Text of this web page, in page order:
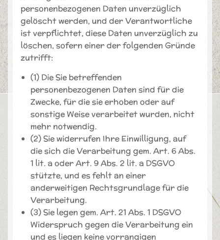
personenbezogenen Daten unverzüglich
gelöscht werden, und der Verantwortliche
ist verpflichtet, diese Daten unverzüglich zu
löschen, sofern einer der folgenden Gründe
zutrifft:
(1) Die Sie betreffenden
personenbezogenen Daten sind für die
Zwecke, für die sie erhoben oder auf
sonstige Weise verarbeitet wurden, nicht
mehr notwendig.
(2) Sie widerrufen Ihre Einwilligung, auf
die sich die Verarbeitung gem. Art. 6 Abs.
1 lit. a oder Art. 9 Abs. 2 lit. a DSGVO
stützte, und es fehlt an einer
anderweitigen Rechtsgrundlage für die
Verarbeitung.
(3) Sie legen gem. Art. 21 Abs. 1 DSGVO
Widerspruch gegen die Verarbeitung ein
und es liegen keine vorrangigen